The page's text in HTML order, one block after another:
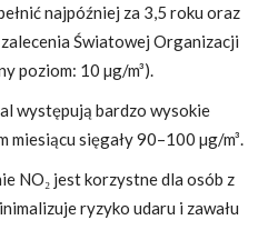
najpóźniej za 3,5 roku oraz
Światowej Organizacji
poziom: 10 µg/m³).
występują bardzo wysokie
miesiącu sięgały 90–100 µg/m³.
NO₂ jest korzystne dla osób z
ryzyko udaru i zawału